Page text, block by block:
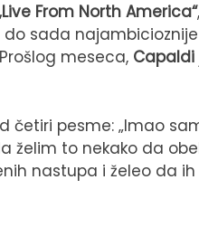
From North America“
do sada najambicioznije
meseca, Capaldi
četiri pesme: „Imao
želim to nekako da
nastupa i želeo da